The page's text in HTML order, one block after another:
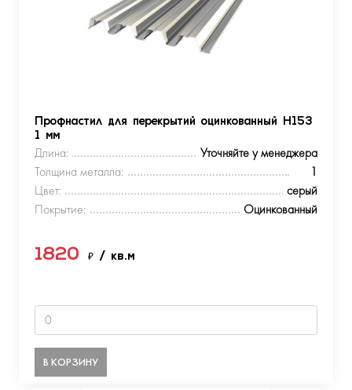
Профнастил для перекрытий оцинкованный Н153
1 мм
Длина:
Уточняйте у менеджера
Толщина металла:
1
Цвет:
серый
Покрытие:
Оцинкованный
1820 ₽ / кв.м
В КОРЗИНУ